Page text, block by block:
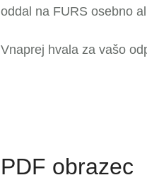
oddal na FURS osebno
Vnaprej hvala za vašo
PDF obrazec